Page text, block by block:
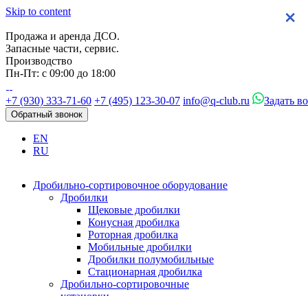
Skip to content
Продажа и аренда ДСО.
Запасные части, сервис.
Производство
Пн-Пт: с 09:00 до 18:00
+7 (930) 333-71-60 +7 (495) 123-30-07 info@q-club.ru Задать
Обратный звонок
EN
RU
Дробильно-сортировочное оборудование
Дробилки
Щековые дробилки
Конусная дробилка
Роторная дробилка
Мобильные дробилки
Дробилки полумобильные
Стационарная дробилка
Дробильно-сортировочные
×
×
×
×